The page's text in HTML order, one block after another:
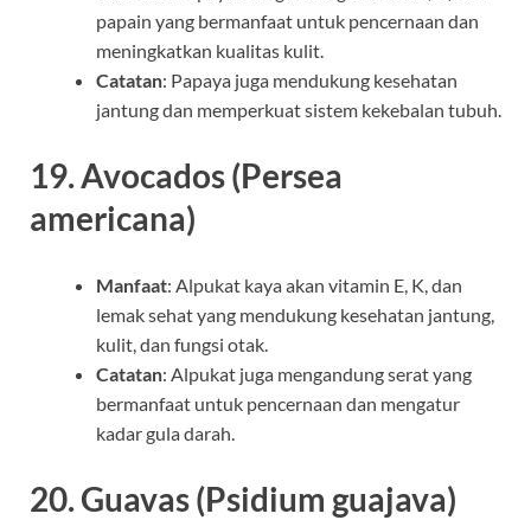
papain yang bermanfaat untuk pencernaan dan
meningkatkan kualitas kulit.
Catatan: Papaya juga mendukung kesehatan
jantung dan memperkuat sistem kekebalan tubuh.
19.Avocados (Persea
americana)
Manfaat: Alpukat kaya akan vitamin E, K, dan
lemak sehat yang mendukung kesehatan jantung,
kulit, dan fungsi otak.
Catatan: Alpukat juga mengandung serat yang
bermanfaat untuk pencernaan dan mengatur
kadar gula darah.
20.Guavas (Psidium guajava)